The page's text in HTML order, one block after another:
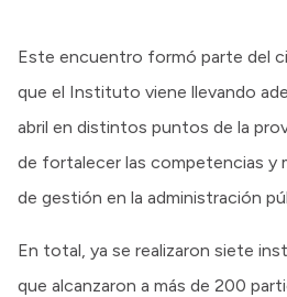
Este encuentro formó parte del
que el Instituto viene llevando
abril en distintos puntos de la
de fortalecer las competencias y
de gestión en la administración
En total, ya se realizaron siete
que alcanzaron a más de 200